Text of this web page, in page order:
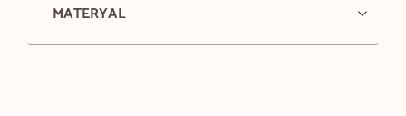
MATERYAL